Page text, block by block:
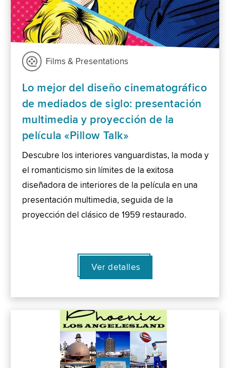
Films & Presentations
Lo mejor del diseño cinematográfico
de mediados de siglo: presentación
multimedia y proyección de la
película «Pillow Talk»
Descubre los interiores vanguardistas, la moda y
el romanticismo sin límites de la exitosa
diseñadora de interiores de la película en una
presentación multimedia, seguida de la
proyección del clásico de 1959 restaurado.
Ver detalles